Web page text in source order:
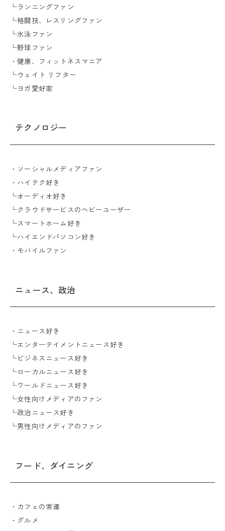
└ランニングファン
└格闘技、レスリングファン
└水泳ファン
└野球ファン
・健康、フィットネスマニア
└ウェイト リフター
└ヨガ愛好家
テクノロジー
・ソーシャルメディアファン
・ハイテク好き
└オーディオ好き
└クラウドサービスのヘビーユーザー
└スマートホーム好き
└ハイエンドパソコン好き
・モバイルファン
ニュース、政治
・ニュース好き
└エンターテイメントニュース好き
└ビジネスニュース好き
└ローカルニュース好き
└ワールドニュース好き
└女性向けメディアのファン
└政治ニュース好き
└男性向けメディアのファン
フード、ダイニング
・カフェの常連
・グルメ